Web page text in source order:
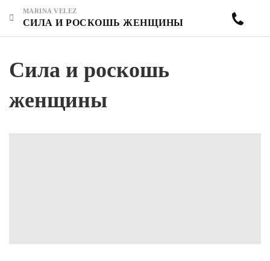
MARINA VELEZ
СИЛА И РОСКОШЬ ЖЕНЩИНЫ
Сила и роскошь
женщины